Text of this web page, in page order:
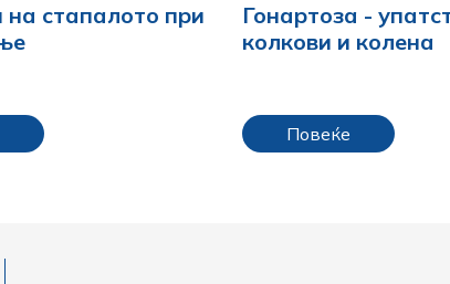
на стапалото при
Гонартоза -
колкови и колена
Повеќе